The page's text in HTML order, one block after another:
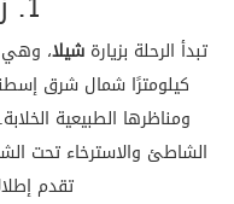
تبدأ الرحلة بزيارة شيلا
كيلومترًا شمال شرق
ومناظرها الطبيعية
الشاطئ والاسترخاء تحت
تقدم